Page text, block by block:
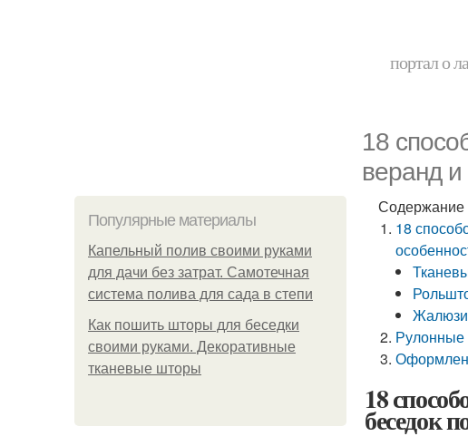
портал о
18
веранд и
Популярные материалы
Капельный полив своими руками
для дачи без затрат. Самотечная
система полива для сада в степи
Как пошить шторы для беседки
своими руками. Декоративные
тканевые шторы
Содержание
18
Жалюзи
Рулонные
18
беседок